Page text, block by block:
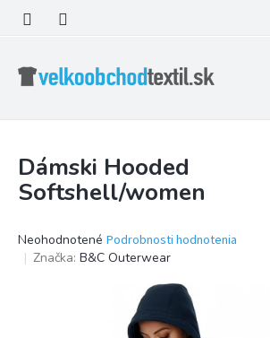
obsah
Dámski Hooded
Softshell/women
Priemerné
hodnotenie
Neohodnotené Podrobnosti hodnotenia
Značka: B&C Outerwear